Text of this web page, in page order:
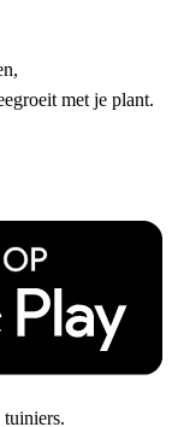
met je plant.